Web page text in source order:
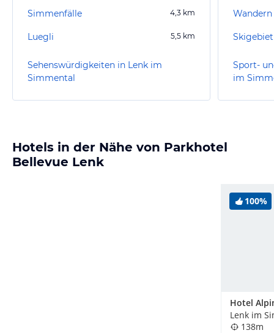
Simmenfälle 4,3 km
Luegli 5,5 km
Sehenswürdigkeiten in Lenk im
Simmental
Sport-
im
Hotels in der Nähe von Parkhotel
Bellevue Lenk
100%
Hotel
Lenk im
138m